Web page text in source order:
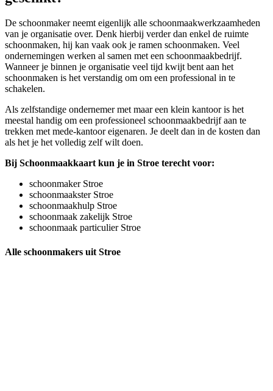
De schoonmaker neemt eigenlijk alle schoonmaakwerkzaamheden
van je organisatie over. Denk hierbij verder dan enkel de ruimte
schoonmaken, hij kan vaak ook je ramen schoonmaken. Veel
ondernemingen werken al samen met een schoonmaakbedrijf.
Wanneer je binnen je organisatie veel tijd kwijt bent aan het
schoonmaken is het verstandig om om een professional in te
schakelen.
Als zelfstandige ondernemer met maar een klein kantoor is het
meestal handig om een professioneel schoonmaakbedrijf aan te
trekken met mede-kantoor eigenaren. Je deelt dan in de kosten dan
als het je het volledig zelf wilt doen.
Bij Schoonmaakkaart kun je in Stroe terecht voor:
schoonmaker Stroe
schoonmaakster Stroe
schoonmaakhulp Stroe
schoonmaak zakelijk Stroe
schoonmaak particulier Stroe
Alle schoonmakers uit Stroe